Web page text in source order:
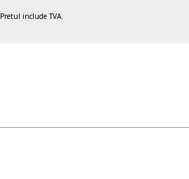
Pretul include TVA.